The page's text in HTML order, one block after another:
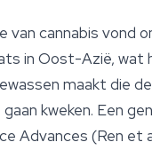
van cannabis vond
in Oost-Azië, wat
maakt die
kweken. Een
Advances (Ren et